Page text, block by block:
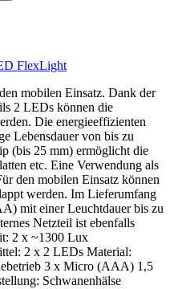
FlexLight
mobilen Einsatz. Dank der
2 LEDs können die
Die energieeffizienten
Lebensdauer von bis zu
(bis 25 mm) ermöglicht die
etc. Eine Verwendung als
den mobilen Einsatz können
werden. Im Lieferumfang
mit einer Leuchtdauer bis zu
Netzteil ist ebenfalls
2 x ~1300 Lux
2 x 2 LEDs Material:
3 x Micro (AAA) 1,5
Schwanenhälse